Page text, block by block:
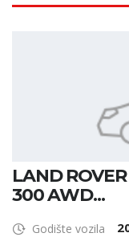
LAND
300 AWD...
Godište vozila